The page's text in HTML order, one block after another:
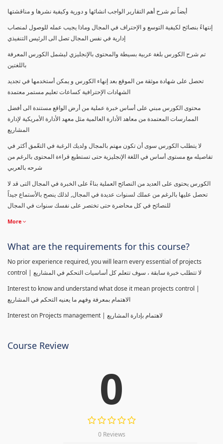
أيضاً تم شرح أهم التقارير الواجب انشائها و دورية وكيفية نشرها و مناقشتها
إنتهاءً بنصائح لكيفية التوسع و الإحتراف في المجال وماذا يجيب عمله للوصول لمنصاب
إدارية في نفس المجال تصل الى الرئيس التنفيذي
تم شرح الكورس بلغة عربية بسيطة والمحتوى بالإنجليزي ليشمل الكورس المعرفة
باللغتين
تحصل على شهادة موثقة من الموقع بعد إنهاء الكورس و يمكن أستخدمها في تجديد
الشهادات الإحترافية كساعات تعليم مستمر معتمدة
محتوى الكورس مبني على أساس خبرة عملية من أرض الواقع مستندة الى أفضل
الممارسات المعتمدة من معاهد الأدارة العالمية مثل معهد الأدارة الأمريكية لإدارة
المشاريع
لا يتطلب الكورس سوى أن تكون مهتم بالمجال ولديك الرغبة في التعّمق أكثر في
تفاصيله مع مستوى أساس في اللغة الإنجليزية حتى تستطيع قراءة المحتوى بالرغم من
شرحه بالعربي
الكورس يحتوى على العديد من النصائح العملية بناءً على الخبرة في المجال التى قد لا
تحصل عليها بالرغم من عملك لسنوات عديدة في المجال, لذلك ينصح بالأستماع جيداً
للنصائح في كل محاضرة حتى تختصر على نفسك سنوات في المجال
More
What are the requirements for this course?
No prior experience required, you will learn every essential of projects
control | لا تتطلب خبرة سابقة ، سوف تتعلم كل أساسيات التحكم في المشاريع
Interest to know and understand what dose it mean projects control |
الاهتمام بمعرفة وفهم ما يعنيه التحكم في المشاريع
Interest on Projects management | لاهتمام بإدارة المشاريع
Course Review
0
0 Reviews